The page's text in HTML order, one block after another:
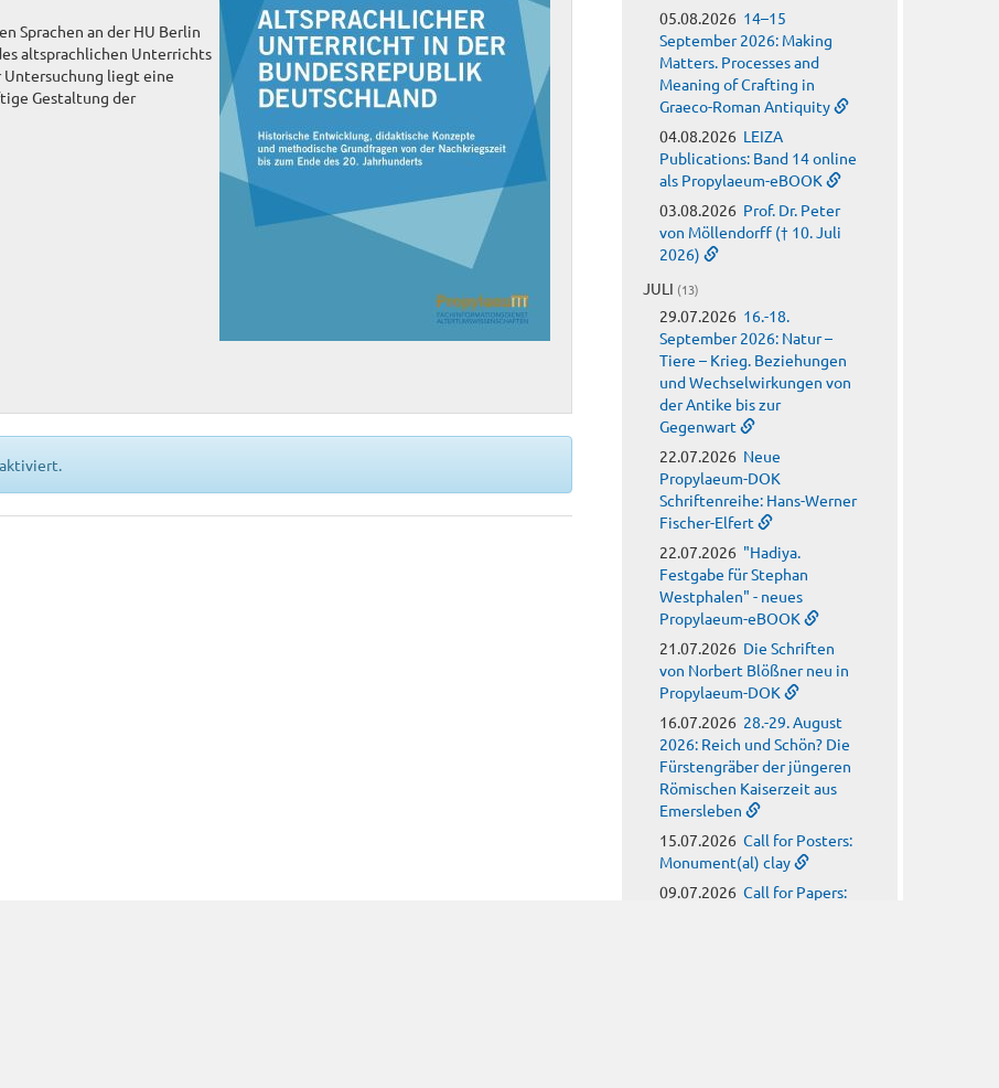
Sprachen an der HU Berlin
altsprachlichen Unterrichts
Untersuchung liegt eine
Gestaltung der
05.08.2026 14–15
September 2026: Making
Matters. Processes and
Meaning of Crafting in
Graeco-Roman Antiquity
04.08.2026 LEIZA
Publications: Band 14 online
als Propylaeum-eBOOK
03.08.2026 Prof. Dr. Peter
von Möllendorff († 10. Juli
2026)
JULI (13)
29.07.2026 16.-18.
September 2026: Natur –
Tiere – Krieg. Beziehungen
und Wechselwirkungen von
der Antike bis zur
Gegenwart
22.07.2026 Neue
Propylaeum-DOK
Schriftenreihe: Hans-Werner
Fischer-Elfert
22.07.2026 "Hadiya.
Festgabe für Stephan
Westphalen" - neues
Propylaeum-eBOOK
21.07.2026 Die Schriften
von Norbert Blößner neu in
Propylaeum-DOK
16.07.2026 28.-29. August
2026: Reich und Schön? Die
Fürstengräber der jüngeren
Römischen Kaiserzeit aus
Emersleben
15.07.2026 Call for Posters:
Monument(al) clay
09.07.2026 Call for Papers: